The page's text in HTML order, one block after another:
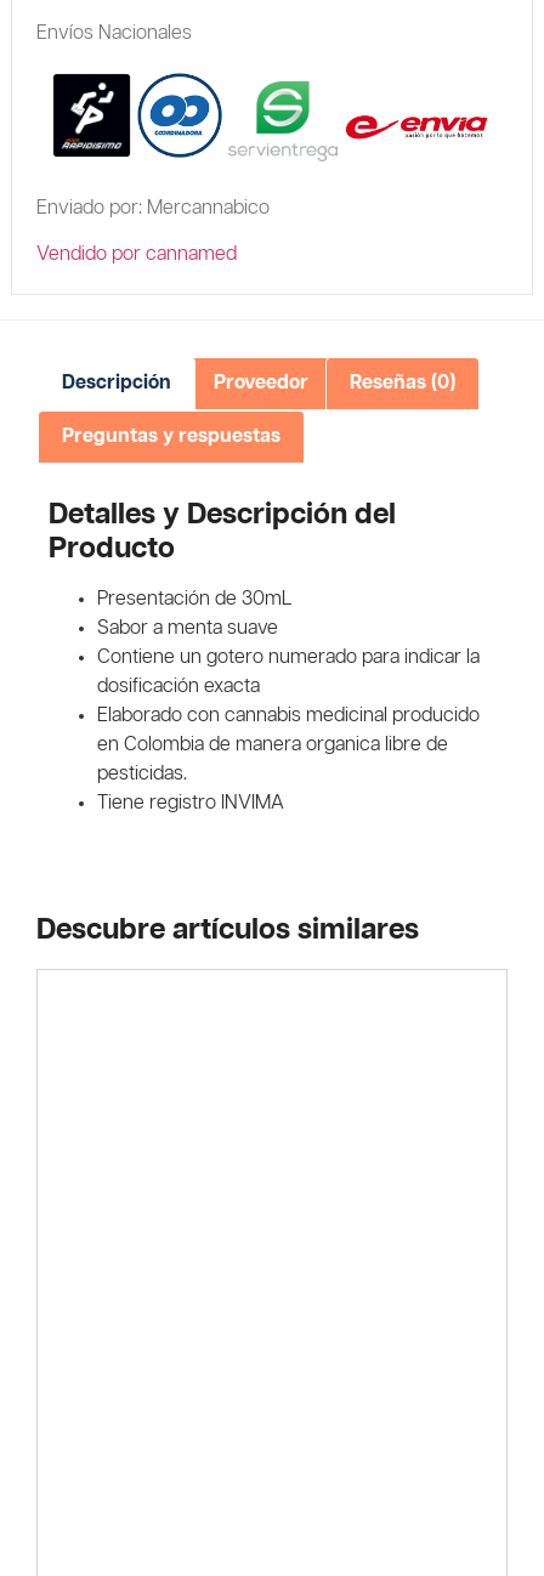
Envíos Nacionales
Enviado por: Mercannabico
Vendido por cannamed
Descripción Proveedor Reseñas (0)
Preguntas y respuestas
Detalles y Descripción del
Producto
Presentación de 30mL
Sabor a menta suave
Contiene un gotero numerado para indicar la
dosificación exacta
Elaborado con cannabis medicinal producido
en Colombia de manera organica libre de
pesticidas.
Tiene registro INVIMA
Descubre artículos similares